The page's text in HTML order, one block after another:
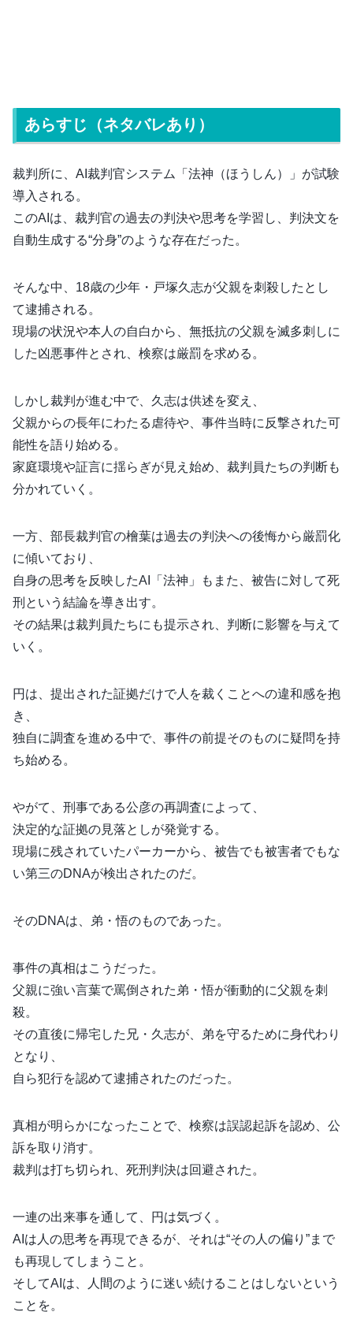
あらすじ（ネタバレあり）
裁判所に、AI裁判官システム「法神（ほうしん）」が試験
導入される。
このAIは、裁判官の過去の判決や思考を学習し、判決文を
自動生成する“分身”のような存在だった。
そんな中、18歳の少年・戸塚久志が父親を刺殺したとし
て逮捕される。
現場の状況や本人の自白から、無抵抗の父親を滅多刺しに
した凶悪事件とされ、検察は厳罰を求める。
しかし裁判が進む中で、久志は供述を変え、
父親からの長年にわたる虐待や、事件当時に反撃された可
能性を語り始める。
家庭環境や証言に揺らぎが見え始め、裁判員たちの判断も
分かれていく。
一方、部長裁判官の檜葉は過去の判決への後悔から厳罰化
に傾いており、
自身の思考を反映したAI「法神」もまた、被告に対して死
刑という結論を導き出す。
その結果は裁判員たちにも提示され、判断に影響を与えて
いく。
円は、提出された証拠だけで人を裁くことへの違和感を抱
き、
独自に調査を進める中で、事件の前提そのものに疑問を持
ち始める。
やがて、刑事である公彦の再調査によって、
決定的な証拠の見落としが発覚する。
現場に残されていたパーカーから、被告でも被害者でもな
い第三のDNAが検出されたのだ。
そのDNAは、弟・悟のものであった。
事件の真相はこうだった。
父親に強い言葉で罵倒された弟・悟が衝動的に父親を刺
殺。
その直後に帰宅した兄・久志が、弟を守るために身代わり
となり、
自ら犯行を認めて逮捕されたのだった。
真相が明らかになったことで、検察は誤認起訴を認め、公
訴を取り消す。
裁判は打ち切られ、死刑判決は回避された。
一連の出来事を通して、円は気づく。
AIは人の思考を再現できるが、それは“その人の偏り”まで
も再現してしまうこと。
そしてAIは、人間のように迷い続けることはしないという
ことを。